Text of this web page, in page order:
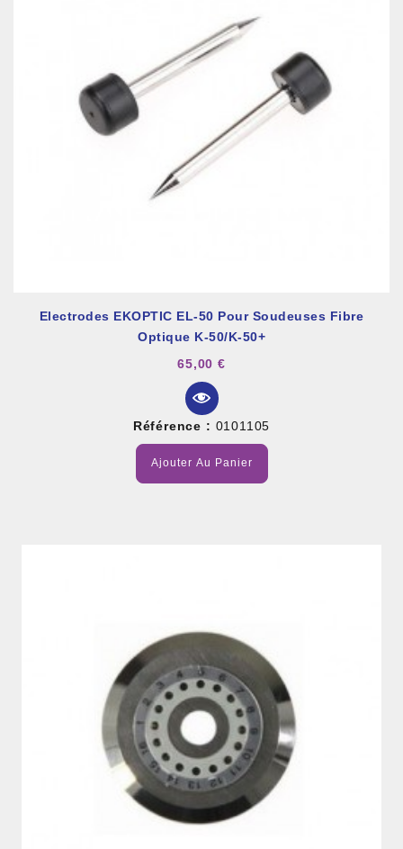
Electrodes EKOPTIC EL-50 Pour Soudeuses Fibre
Optique K-50/K-50+
65,00 €
Référence : 0101105
Ajouter Au Panier